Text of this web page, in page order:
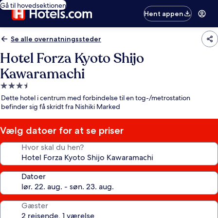
Gå til hovedsektionen
Hent appen
Se alle overnatningssteder
Hotel Forza Kyoto Shijo
Kawaramachi
3.5-
stjernet
overnatningssted
Dette hotel i centrum med forbindelse til en tog-/metrostation
befinder sig få skridt fra Nishiki Marked
Vælg datoer for at se priser
Hvor skal du hen?
Datoer
Gæster